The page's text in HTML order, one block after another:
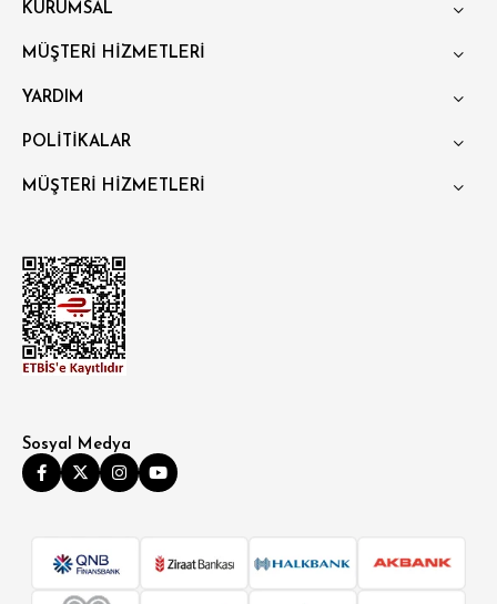
KURUMSAL
MÜŞTERİ HİZMETLERİ
YARDIM
POLİTİKALAR
MÜŞTERİ HİZMETLERİ
Sosyal Medya